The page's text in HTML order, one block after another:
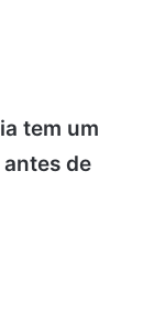
tem um
de